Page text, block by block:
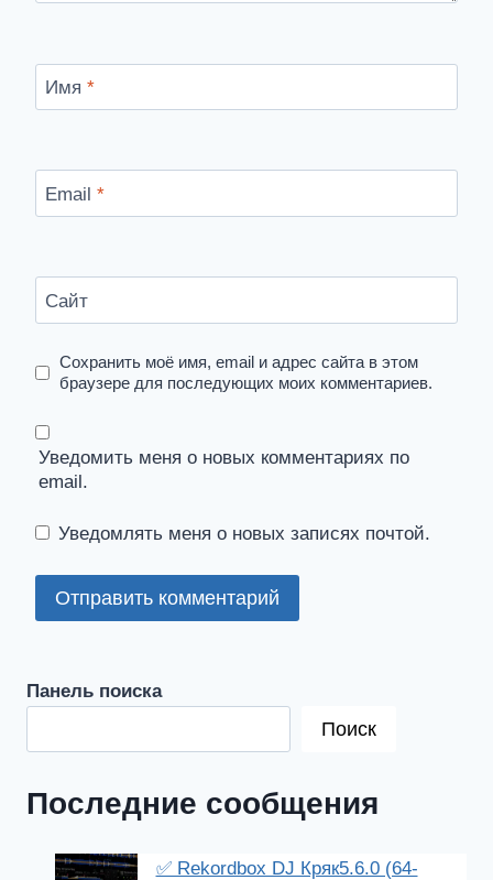
Имя *
Email *
Сайт
Сохранить моё имя, email и адрес сайта в этом
браузере для последующих моих комментариев.
Уведомить меня о новых комментариях по
email.
Уведомлять меня о новых записях почтой.
Панель поиска
Поиск
Последние сообщения
✅ Rekordbox DJ Кряк5.6.0 (64-